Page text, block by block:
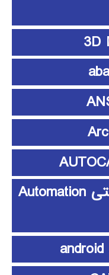
آموزش اتوماسیون صنعتی Automation